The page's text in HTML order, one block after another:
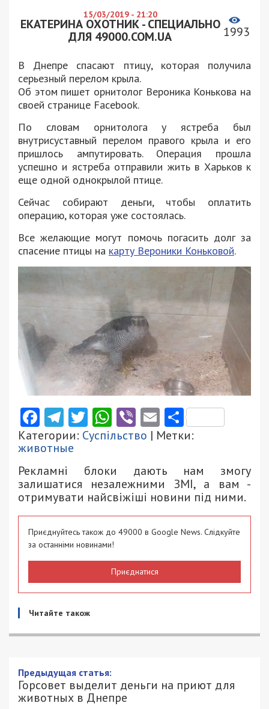
15/03/2019 - 21:20
ЕКАТЕРИНА ОХОТНИК - СПЕЦИАЛЬНО
ДЛЯ 49000.COM.UA
1993
В Днепре спасают птицу, которая получила
серьезный перелом крыла.
Об этом пишет орнитолог Вероника Конькова на
своей странице Facebook.
По словам орнитолога у ястреба был
внутрисуставный перелом правого крыла и его
пришлось ампутировать. Операция прошла
успешно и ястреба отправили жить в Харьков к
еще одной однокрылой птице.
Сейчас собирают деньги, чтобы оплатить
операцию, которая уже состоялась.
Все желающие могут помочь погасить долг за
спасение птицы на карту Вероники Коньковой.
Facebook
Telegram
Twitter
WhatsApp
ViberEmail
Категории: Суспільство | Метки:
животные
Рекламні блоки дають нам змогу
залишатися незалежними ЗМІ, а вам -
отримувати найсвіжіші новини під ними.
Приєднуйтесь також до 49000 в Google News. Слідкуйте
за останніми новинами!
Приєднатися
Читайте також
Предыдущая статья:
Горсовет выделит деньги на приют для
животных в Днепре